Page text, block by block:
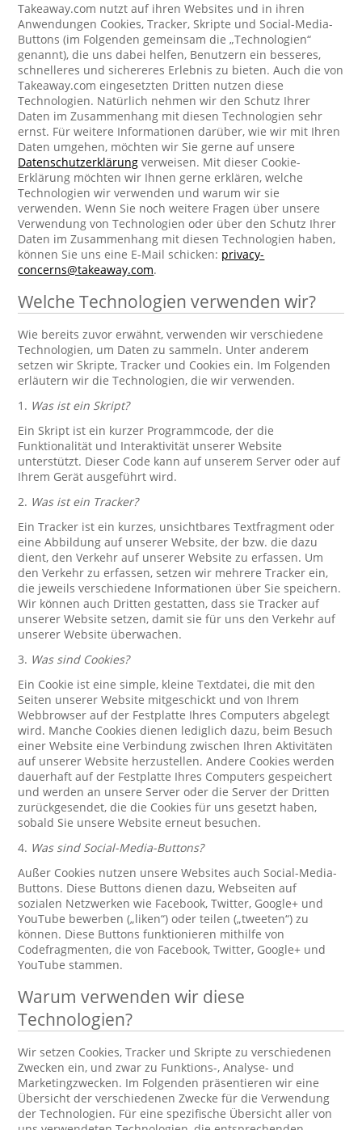
Takeaway.com nutzt auf ihren Websites und in ihren
Anwendungen Cookies, Tracker, Skripte und Social-Media-
Buttons (im Folgenden gemeinsam die „Technologien“
genannt), die uns dabei helfen, Benutzern ein besseres,
schnelleres und sichereres Erlebnis zu bieten. Auch die von
Takeaway.com eingesetzten Dritten nutzen diese
Technologien. Natürlich nehmen wir den Schutz Ihrer
Daten im Zusammenhang mit diesen Technologien sehr
ernst. Für weitere Informationen darüber, wie wir mit Ihren
Daten umgehen, möchten wir Sie gerne auf unsere
Datenschutzerklärung verweisen. Mit dieser Cookie-
Erklärung möchten wir Ihnen gerne erklären, welche
Technologien wir verwenden und warum wir sie
verwenden. Wenn Sie noch weitere Fragen über unsere
Verwendung von Technologien oder über den Schutz Ihrer
Daten im Zusammenhang mit diesen Technologien haben,
können Sie uns eine E-Mail schicken: privacy-
concerns@takeaway.com.
Welche Technologien verwenden wir?
Wie bereits zuvor erwähnt, verwenden wir verschiedene
Technologien, um Daten zu sammeln. Unter anderem
setzen wir Skripte, Tracker und Cookies ein. Im Folgenden
erläutern wir die Technologien, die wir verwenden.
1. Was ist ein Skript?
Ein Skript ist ein kurzer Programmcode, der die
Funktionalität und Interaktivität unserer Website
unterstützt. Dieser Code kann auf unserem Server oder auf
Ihrem Gerät ausgeführt wird.
2. Was ist ein Tracker?
Ein Tracker ist ein kurzes, unsichtbares Textfragment oder
eine Abbildung auf unserer Website, der bzw. die dazu
dient, den Verkehr auf unserer Website zu erfassen. Um
den Verkehr zu erfassen, setzen wir mehrere Tracker ein,
die jeweils verschiedene Informationen über Sie speichern.
Wir können auch Dritten gestatten, dass sie Tracker auf
unserer Website setzen, damit sie für uns den Verkehr auf
unserer Website überwachen.
3. Was sind Cookies?
Ein Cookie ist eine simple, kleine Textdatei, die mit den
Seiten unserer Website mitgeschickt und von Ihrem
Webbrowser auf der Festplatte Ihres Computers abgelegt
wird. Manche Cookies dienen lediglich dazu, beim Besuch
einer Website eine Verbindung zwischen Ihren Aktivitäten
auf unserer Website herzustellen. Andere Cookies werden
dauerhaft auf der Festplatte Ihres Computers gespeichert
und werden an unsere Server oder die Server der Dritten
zurückgesendet, die die Cookies für uns gesetzt haben,
sobald Sie unsere Website erneut besuchen.
4. Was sind Social-Media-Buttons?
Außer Cookies nutzen unsere Websites auch Social-Media-
Buttons. Diese Buttons dienen dazu, Webseiten auf
sozialen Netzwerken wie Facebook, Twitter, Google+ und
YouTube bewerben („liken“) oder teilen („tweeten“) zu
können. Diese Buttons funktionieren mithilfe von
Codefragmenten, die von Facebook, Twitter, Google+ und
YouTube stammen.
Warum verwenden wir diese
Technologien?
Wir setzen Cookies, Tracker und Skripte zu verschiedenen
Zwecken ein, und zwar zu Funktions-, Analyse- und
Marketingzwecken. Im Folgenden präsentieren wir eine
Übersicht der verschiedenen Zwecke für die Verwendung
der Technologien. Für eine spezifische Übersicht aller von